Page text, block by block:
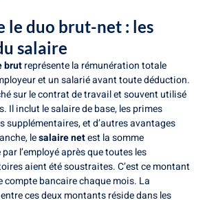
le duo brut-net : les
salaire
brutreprésente la rémunération totale
et un salarié avant toute déduction.
sur le contrat de travail et souvent utilisé
Il inclut le salaire de base, les primes
supplémentaires, et d’autres avantages
lesalaire netest la somme
l’employé après que toutes les
aient été soustraites. C’est ce montant
compte bancaire chaque mois. La
ces deux montants réside dans les